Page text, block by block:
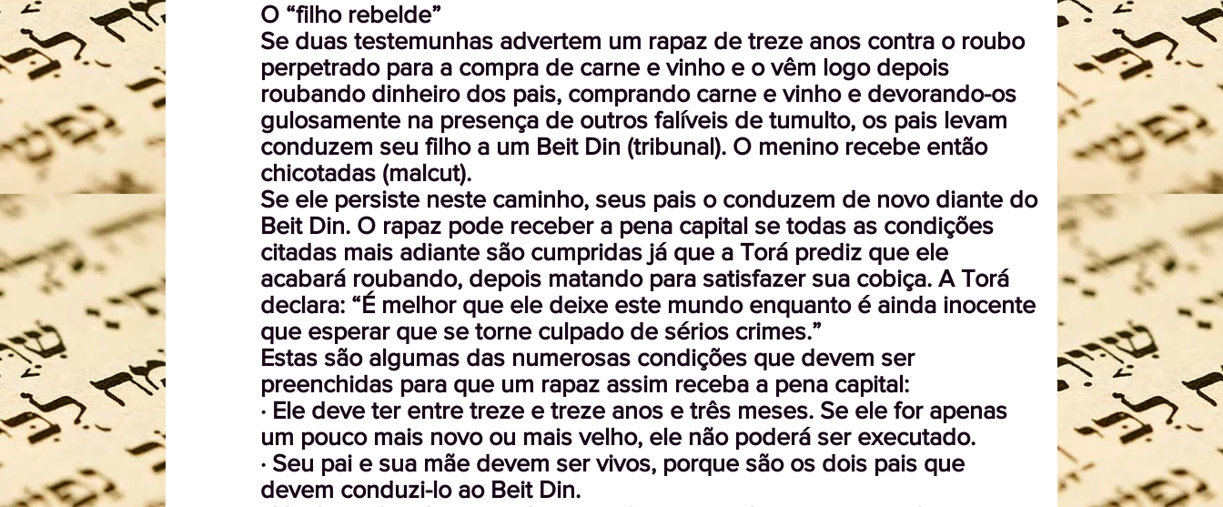
O “filho rebelde”
Se duas testemunhas advertem um rapaz de treze anos contra o roubo
perpetrado para a compra de carne e vinho e o vêm logo depois
roubando dinheiro dos pais, comprando carne e vinho e devorando-os
gulosamente na presença de outros falíveis de tumulto, os pais levam
conduzem seu filho a um Beit Din (tribunal). O menino recebe então
chicotadas (malcut).
Se ele persiste neste caminho, seus pais o conduzem de novo diante do
Beit Din. O rapaz pode receber a pena capital se todas as condições
citadas mais adiante são cumpridas já que a Torá prediz que ele
acabará roubando, depois matando para satisfazer sua cobiça. A Torá
declara: “É melhor que ele deixe este mundo enquanto é ainda inocente
que esperar que se torne culpado de sérios crimes.”
Estas são algumas das numerosas condições que devem ser
preenchidas para que um rapaz assim receba a pena capital:
· Ele deve ter entre treze e treze anos e três meses. Se ele for apenas
um pouco mais novo ou mais velho, ele não poderá ser executado.
· Seu pai e sua mãe devem ser vivos, porque são os dois pais que
devem conduzi-lo ao Beit Din.